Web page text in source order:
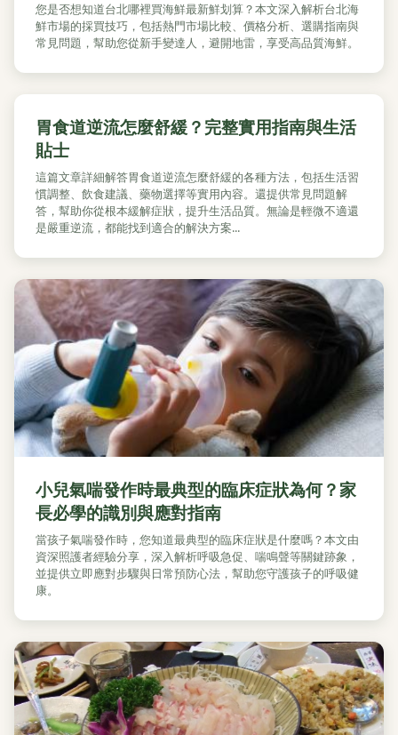
您是否想知道台北哪裡買海鮮最新鮮划算？本文深入解析台北海
鮮市場的採買技巧，包括熱門市場比較、價格分析、選購指南與
常見問題，幫助您從新手變達人，避開地雷，享受高品質海鮮。
胃食道逆流怎麼舒緩？完整實用指南與生活
貼士
這篇文章詳細解答胃食道逆流怎麼舒緩的各種方法，包括生活習
慣調整、飲食建議、藥物選擇等實用內容。還提供常見問題解
答，幫助你從根本緩解症狀，提升生活品質。無論是輕微不適還
是嚴重逆流，都能找到適合的解決方案...
小兒氣喘發作時最典型的臨床症狀為何？家
長必學的識別與應對指南
當孩子氣喘發作時，您知道最典型的臨床症狀是什麼嗎？本文由
資深照護者經驗分享，深入解析呼吸急促、喘鳴聲等關鍵跡象，
並提供立即應對步驟與日常預防心法，幫助您守護孩子的呼吸健
康。